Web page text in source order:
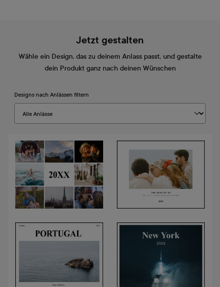
Jetzt gestalten
Wähle ein Design, das zu deinem Anlass passt, und gestalte
dein Produkt ganz nach deinen Wünschen
Designs nach Anlässen filtern